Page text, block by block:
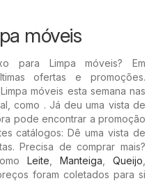
móveis
para Limpa móveis? Em
ofertas e promoções.
móveis esta semana nas
como . Já deu uma vista de
pode encontrar a promoção
catálogos: Dê uma vista de
Precisa de comprar mais?
Leite Manteiga Queijo
foram coletados para si